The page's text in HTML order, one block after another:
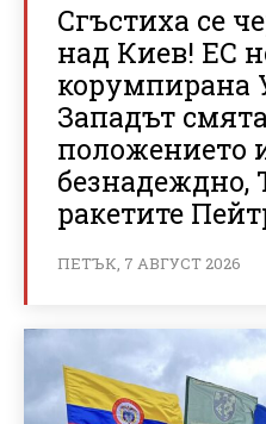
Сгъстиха се
над Киев! ЕС
корумпирана
Западът смята
положението
безнадеждно,
ракетите
ПЕТЪК, 7 АВГУСТ 2026